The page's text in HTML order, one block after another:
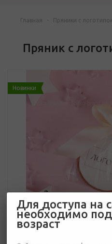
Главная - Пряники с
Пряник с
Новинки
Для доступа на
необходимо
возраст